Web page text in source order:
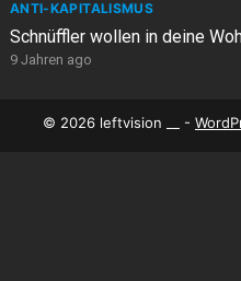
ANTI-KAPITALISMUS
Schnüffler wollen in deine
9 Jahren ago
© 2026 leftvision __ -